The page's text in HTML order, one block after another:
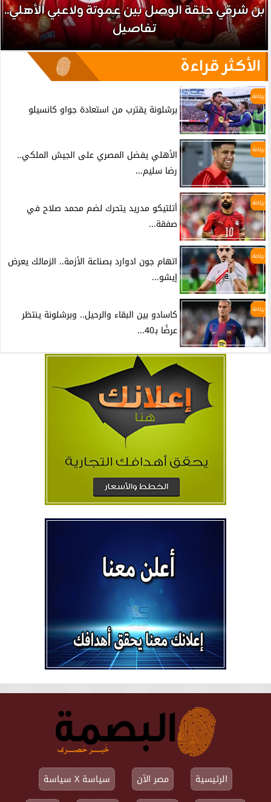
بن شرقي حلقة الوصل بين عموتة ولاعبي الأهلي..
تفاصيل
الأكثر قراءة
رياضة
برشلونة يقترب من استعادة جواو كانسيلو
رياضة
الأهلي يفضل المصري على الجيش الملكي..
رضا سليم...
رياضة
أتلتيكو مدريد يتحرك لضم محمد صلاح في
صفقة...
رياضة
اتهام جون ادوارد بصناعة الأزمة.. الزمالك يعرض
إيشو...
رياضة
كاسادو بين البقاء والرحيل.. وبرشلونة ينتظر
عرضًا بـ40...
الرئيسية مصر الآن سياسة X سياسة